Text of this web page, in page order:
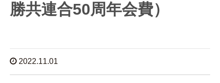
勝共連合50周年会費）
2022.11.01